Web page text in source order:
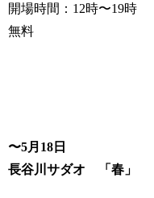
開場時間：12時〜19時
無料
〜5月18日
長谷川サダオ 「春」